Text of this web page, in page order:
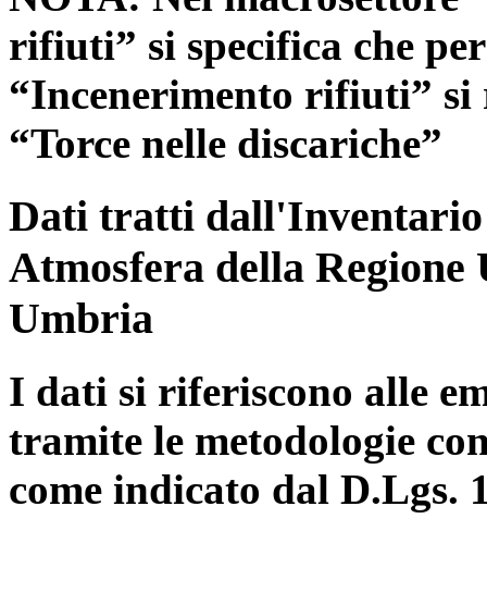
rifiuti” si specifica che
“Incenerimento rifiuti”
“Torce nelle discariche”
Dati tratti dall'Inventario
Atmosfera della
Umbria
I dati si riferiscono alle
tramite le metodologie
come indicato dal D.Lgs.